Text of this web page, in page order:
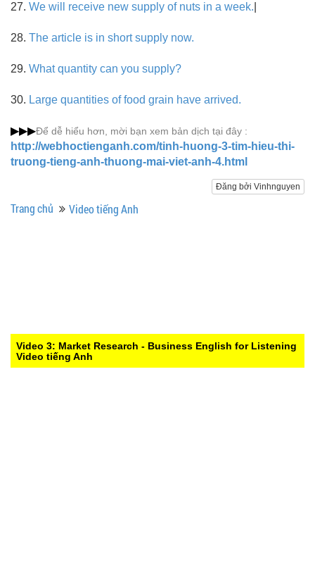
27. We will receive new supply of nuts in a week.
28. The article is in short supply now.
29. What quantity can you supply?
30. Large quantities of food grain have arrived.
▶▶▶Để dễ hiểu hơn, mời bạn xem bản dịch tại đây :
http://webhoctienganh.com/tinh-huong-3-tim-hieu-thi-
truong-tieng-anh-thuong-mai-viet-anh-4.html
Đăng bởi Vinhnguyen
Trang chủ Video tiếng Anh
Video 3: Market Research - Business English for Listening
Video tiếng Anh